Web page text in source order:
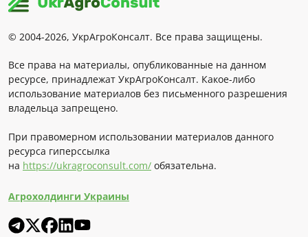
© 2004-2026, УкрАгроКонсалт. Все права защищены.
Все права на материалы, опубликованные на данном
ресурсе, принадлежат УкрАгроКонсалт. Какое-либо
использование материалов без письменного разрешения
владельца запрещено.
При правомерном использовании материалов данного
ресурса гиперссылка
на https://ukragroconsult.com/ обязательна.
Агрохолдинги Украины